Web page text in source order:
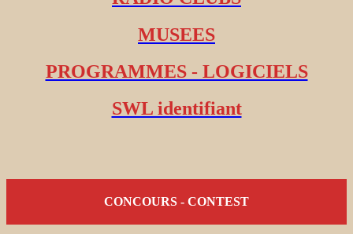
MUSEES
PROGRAMMES - LOGICIELS
SWL identifiant
CONCOURS - CONTEST